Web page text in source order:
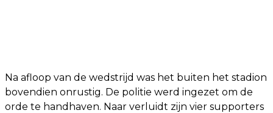
Na afloop van de wedstrijd was het buiten het stadion
bovendien onrustig. De politie werd ingezet om de
orde te handhaven. Naar verluidt zijn vier supporters